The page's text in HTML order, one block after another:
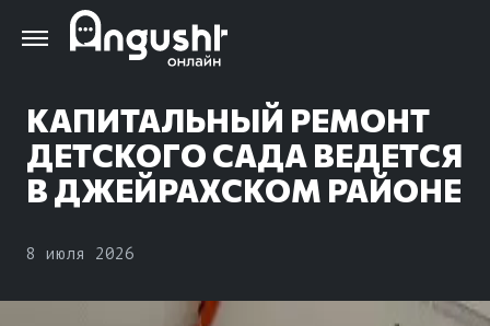
Перейти
КАПИТАЛЬНЫЙ РЕМОНТ
ДЕТСКОГО САДА ВЕДЕТСЯ
В ДЖЕЙРАХСКОМ РАЙОНЕ
8 июля 2026